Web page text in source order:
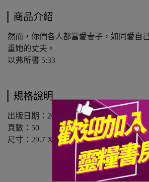
商品介紹
然而，你們各人都當愛妻子，如同愛自
重她的丈夫。
以弗所書 5:33
規格說明
出版日期：20220214
頁數：50
尺寸：29.7 X 21cm